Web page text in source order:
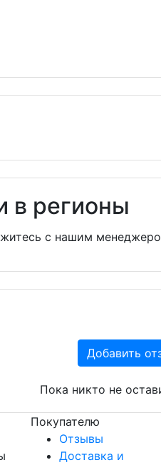
в регионы
с нашим
Добавить
Пока никто не
Покупателю
Отзывы
Доставка и